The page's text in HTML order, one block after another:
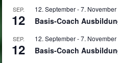
SEP.
12
12. September-7. November
Basis-Coach
SEP.
12
12. September-7. November
Basis-Coach